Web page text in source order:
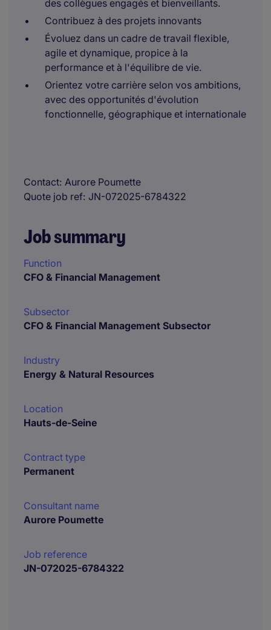
des collègues engagés et bienveillants.
Contribuez à des projets innovants
Évoluez dans un cadre de travail flexible,
agile et dynamique, propice à la
performance et à l'équilibre de vie.
Orientez votre carrière selon vos ambitions,
avec des opportunités d'évolution
fonctionnelle, géographique et internationale
Contact Aurore Poumette
Quote job ref JN-072025-6784322
Job summary
Function
CFO & Financial Management
Subsector
CFO & Financial Management Subsector
Industry
Energy & Natural Resources
Location
Hauts-de-Seine
Contract type
Permanent
Consultant name
Aurore Poumette
Job reference
JN-072025-6784322